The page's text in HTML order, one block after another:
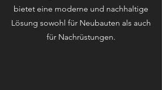
bietet eine moderne und nachhaltige
Lösung sowohl für Neubauten als auch
für Nachrüstungen.